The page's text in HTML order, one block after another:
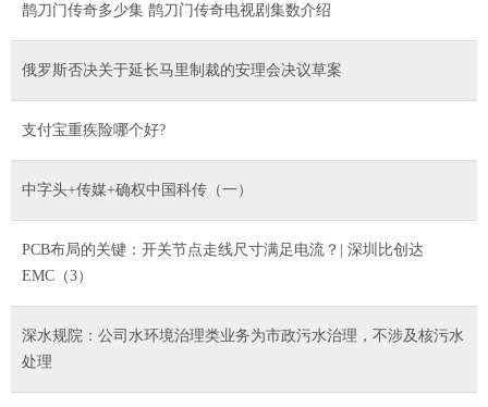
鹊刀门传奇多少集 鹊刀门传奇电视剧集数介绍
俄罗斯否决关于延长马里制裁的安理会决议草案
支付宝重疾险哪个好?
中字头+传媒+确权中国科传（一）
PCB布局的关键：开关节点走线尺寸满足电流？| 深圳比创达
EMC（3）
深水规院：公司水环境治理类业务为市政污水治理，不涉及核污水
处理